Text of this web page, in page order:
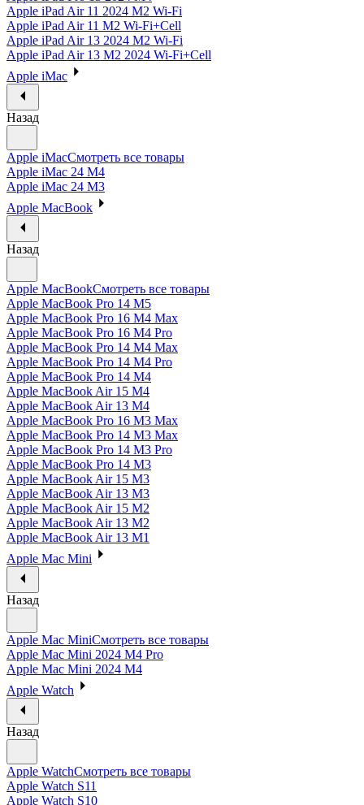
Apple iPad Air 11 2024 M2 Wi-Fi
Apple iPad Air 11 M2 Wi-Fi+Cell
Apple iPad Air 13 2024 M2 Wi-Fi
Apple iPad Air 13 M2 2024 Wi-Fi+Cell
Apple iMac
Назад
Apple iMacСмотреть все товары
Apple iMac 24 M4
Apple iMac 24 M3
Apple MacBook
Назад
Apple MacBookСмотреть все товары
Apple MacBook Pro 14 M5
Apple MacBook Pro 16 M4 Max
Apple MacBook Pro 16 M4 Pro
Apple MacBook Pro 14 M4 Max
Apple MacBook Pro 14 M4 Pro
Apple MacBook Pro 14 M4
Apple MacBook Air 15 M4
Apple MacBook Air 13 M4
Apple MacBook Pro 16 M3 Max
Apple MacBook Pro 14 M3 Max
Apple MacBook Pro 14 M3 Pro
Apple MacBook Pro 14 M3
Apple MacBook Air 15 M3
Apple MacBook Air 13 M3
Apple MacBook Air 15 M2
Apple MacBook Air 13 M2
Apple MacBook Air 13 M1
Apple Mac Mini
Назад
Apple Mac MiniСмотреть все товары
Apple Mac Mini 2024 M4 Pro
Apple Mac Mini 2024 M4
Apple Watch
Назад
Apple WatchСмотреть все товары
Apple Watch S11
Apple Watch S10